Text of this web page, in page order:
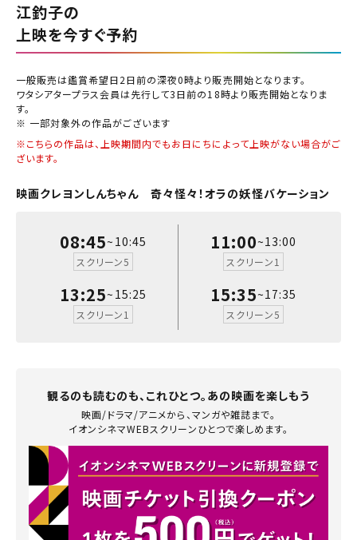
上映スケジュールを確認する
その他の劇場を選ぶ
無料のワタシアターライト会員もあります。
下記リンクよりご確認ください。
予約を確認する
東北
関東
北越
中国・四国
江釣子の
上映を今すぐ予約
一般販売は鑑賞希望日2日前の深夜0時より販売開始となります。
ワタシアタープラス会員は先行して3日前の18時より販売開始となりま
す。
※ 一部対象外の作品がございます
※こちらの作品は、上映期間内でもお日にちによって上映がない場合がご
ざいます。
映画クレヨンしんちゃん 奇々怪々！オラの妖怪バケーション
08:45~10:45
スクリーン5
11:00~13:00
スクリーン1
13:25~15:25
スクリーン1
15:35~17:35
スクリーン5
観るのも読むのも、これひとつ。あの映画を楽しもう
映画/ドラマ/アニメから、マンガや雑誌まで。
イオンシネマWEBスクリーンひとつで楽しめます。
閉じる
劇場を変更しますか？
劇場を変更すると、STEP2以降で選択いただいた情報は解除
変更しないで続ける
閉じる
上映日を変更しますか？
上映日を変更すると、STEP3以降で選択いただいた情報は解
変更しないで続ける
ワタシアター会員へのご登録が必要です。
ワタシアター会員へのログイン・ご登録はこちら